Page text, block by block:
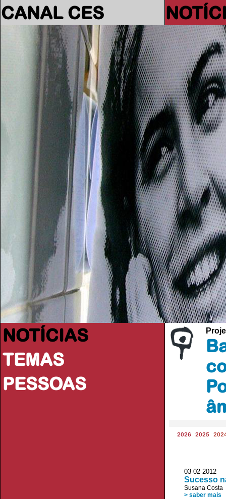
CANAL CES
NOTÍCIAS
TEMAS
PESSOAS
2026 2025
03-02-2012
Sucesso
Susana Costa
> saber mais